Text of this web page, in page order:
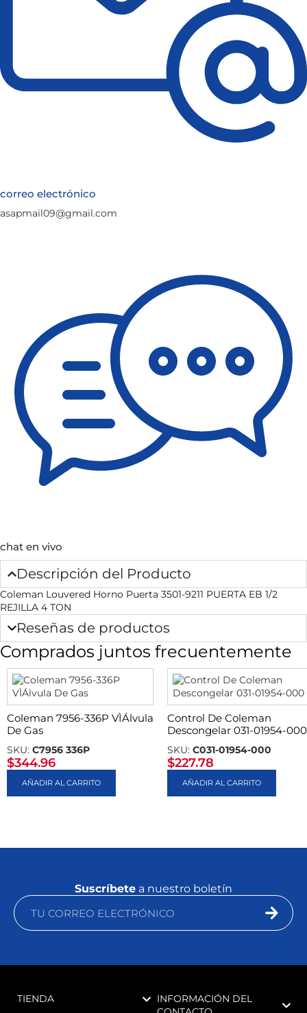
correo electrónico
asapmail09@gmail.com
chat en vivo
Descripción del Producto
Coleman Louvered Horno Puerta 3501-9211 PUERTA EB 1/2
REJILLA 4 TON
Reseñas de productos
Comprados juntos frecuentemente
Coleman 7956-336P VÌÁlvula
De Gas
SKU: C7956 336P
$344.96
AÑADIR AL CARRITO
Control De Coleman
Descongelar 031-01954-000
SKU: C031-01954-000
$227.78
AÑADIR AL CARRITO
Suscríbete a nuestro boletín
TIENDA
INFORMACIÓN DEL